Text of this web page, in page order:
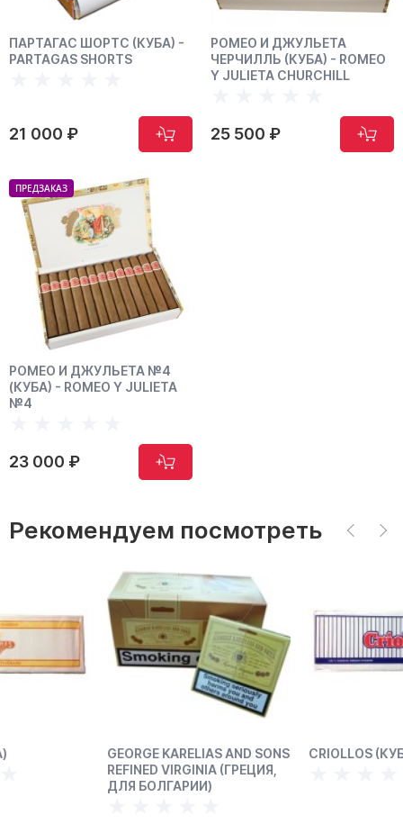
ПАРТАГАС ШОРТС (КУБА) -
PARTAGAS SHORTS
21 000 ₽
РОМЕО И ДЖУЛЬЕТА
ЧЕРЧИЛЛЬ (КУБА) - ROMEO
Y JULIETA CHURCHILL
25 500 ₽
ПРЕДЗАКАЗ
РОМЕО И ДЖУЛЬЕТА №4
(КУБА) - ROMEO Y JULIETA
№4
23 000 ₽
Рекомендуем посмотреть
GEORGE KARELIAS AND SONS
REFINED VIRGINIA (ГРЕЦИЯ,
ДЛЯ БОЛГАРИИ)
CRIOLLOS (КУБА)